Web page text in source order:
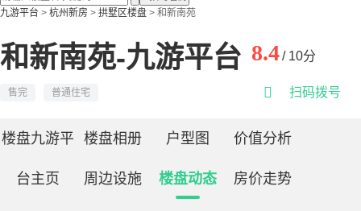
九游平台 > 杭州新房 > 拱墅区楼盘 > 和新南苑
和新南苑-九游平台 8.4/ 10分
售完 普通住宅  扫码拨号
楼盘九游平
台主页
楼盘相册 户型图 价值分析
周边设施 楼盘动态 房价走势